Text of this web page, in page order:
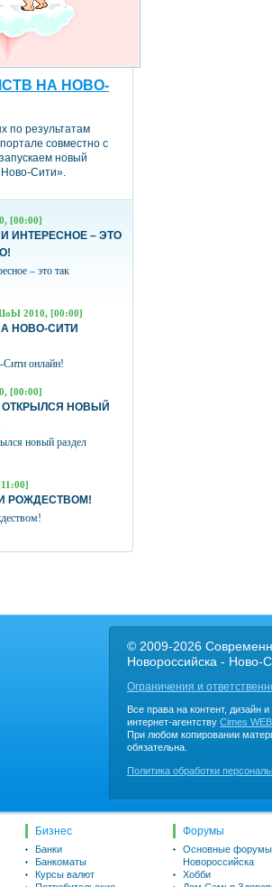
НА НОВО-
по результатам
совместно с
новый
Ново-Сити».
[00:00]
ИНТЕРЕСНОЕ – ЭТО
– это так
2010, [00:00]
НОВО-СИТИ
Сити онлайн!
[00:00]
ОТКРЫЛСЯ НОВЫЙ
новый раздел
РОЖДЕСТВОМ!
© 2009-2026
Новороссийска - Ново-
Ограничения и
Все права на контент, дизайн
интернет-агентству Cimes
При любом копировании
обязательна.
Политика обработки
Бизнес
Банки
Банкоматы
Курсы валют
Форумы
Основные форумы
Новороссийска
Хобби